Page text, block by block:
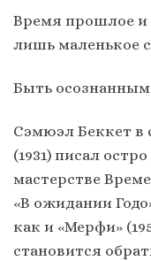
Время прошлое и
лишь маленькое
Быть осознанным
Сэмюэл Беккет в
(1931) писал
мастерстве
«В ожидании
как и «Мерфи»
становится